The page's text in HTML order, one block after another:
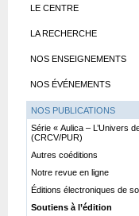
LE CENTRE
LA RECHERCHE
NOS ENSEIGNEMENTS
NOS ÉVÉNEMENTS
NOS PUBLICATIONS
Série « Aulica – L’Univers
(CRCV/PUR)
Autres coéditions
Notre revue en ligne
Éditions électroniques de
Soutiens à l’édition